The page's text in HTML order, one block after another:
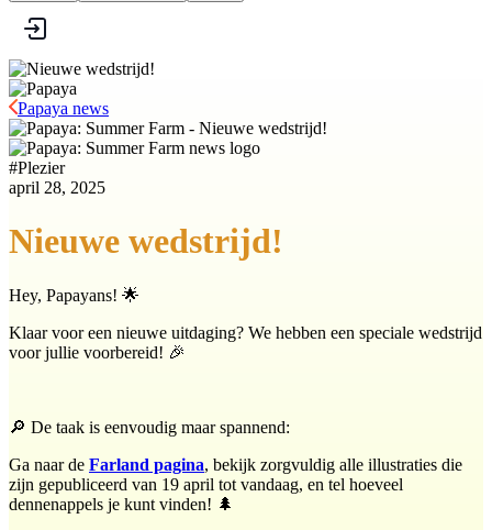
Papaya news
#Plezier
april 28, 2025
Nieuwe wedstrijd!
Hey, Papayans! 🌟
Klaar voor een nieuwe uitdaging? We hebben een speciale wedstrijd
voor jullie voorbereid! 🎉
🔎 De taak is eenvoudig maar spannend:
Ga naar de Farland pagina, bekijk zorgvuldig alle illustraties die
zijn gepubliceerd van 19 april tot vandaag, en tel hoeveel
dennenappels je kunt vinden! 🌲